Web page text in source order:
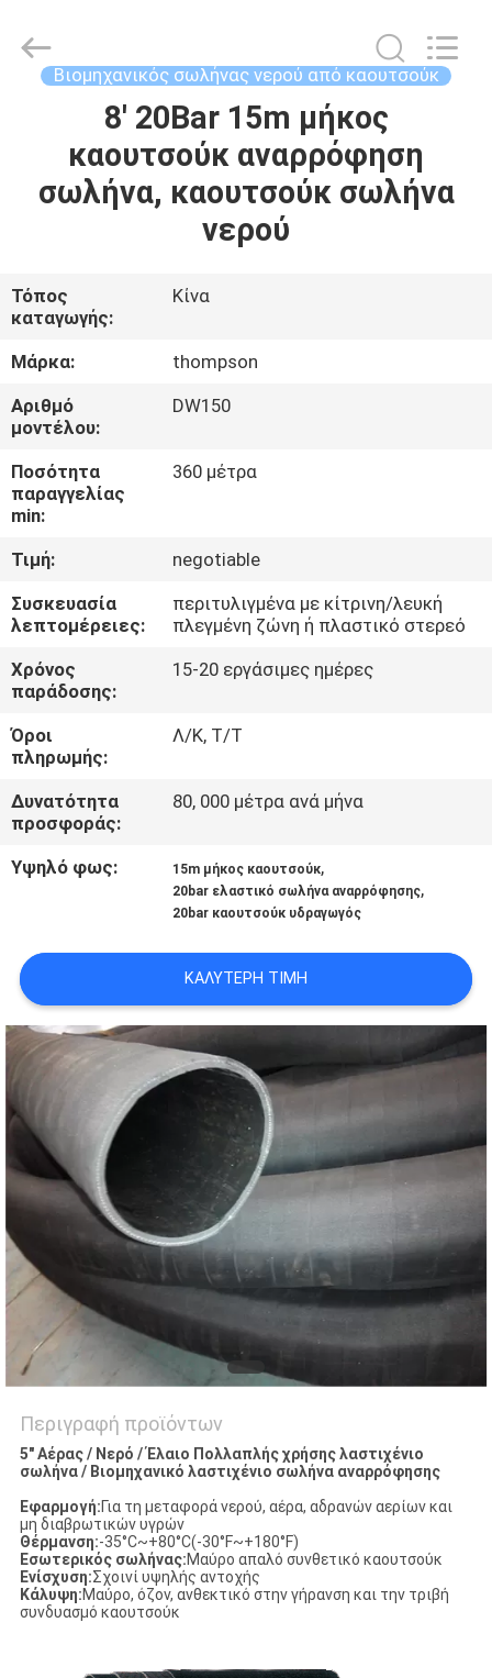
ΠΡΟΪΌΝΤΑ
ΕΜΕΊΣ
ΓΎΡΟΣ
ΕΡΓΟΣΤΑΣΊΩΝ
ΠΟΙΟΤΙΚΌΣ
ΈΛΕΓΧΟΣ
ΜΑΣ
ΕΛΆΤΕ
ΣΕ
ΕΠΑΦΉ
ΜΕ
ΕΙΔΉΣΕΙΣ
ΖΗΤΉΣΤΕ
ΑΠΌΣΠΑΣΜΑ
SITEMAP
PRIVACY
POLICY
προμηθευτής.
Copyright
Technology
Developed
ECER
Βιομηχανικός σωλήνας νερού από καουτσούκ
8' 20Bar 15m μήκος
καουτσούκ αναρρόφηση
σωλήνα, καουτσούκ σωλήνα
νερού
Τόπος
καταγωγής:
Κίνα
Μάρκα:
thompson
Αριθμό
μοντέλου:
DW150
Ποσότητα
παραγγελίας
min:
360 μέτρα
Τιμή:
negotiable
Συσκευασία
λεπτομέρειες:
περιτυλιγμένα με κίτρινη/λευκή
πλεγμένη ζώνη ή πλαστικό στερεό
Χρόνος
παράδοσης:
15-20 εργάσιμες ημέρες
Όροι
πληρωμής:
Λ/Κ, Τ/Τ
Δυνατότητα
προσφοράς:
80, 000 μέτρα ανά μήνα
Υψηλό φως: 15m μήκος καουτσούκ,
20bar ελαστικό σωλήνα αναρρόφησης,
20bar καουτσούκ υδραγωγός
ΚΑΛΎΤΕΡΗ ΤΙΜΉ
Περιγραφή προϊόντων
5" Αέρας / Νερό / Έλαιο Πολλαπλής χρήσης λαστιχένιο
σωλήνα / Βιομηχανικό λαστιχένιο σωλήνα αναρρόφησης
Εφαρμογή:Για τη μεταφορά νερού, αέρα, αδρανών αερίων και
μη διαβρωτικών υγρών
Θέρμανση:-35°C~+80°C(-30°F~+180°F)
Εσωτερικός σωλήνας:Μαύρο απαλό συνθετικό καουτσούκ
Ενίσχυση:Σχοινί υψηλής αντοχής
Κάλυψη:Μαύρο, όζον, ανθεκτικό στην γήρανση και την τριβή
συνδυασμό καουτσούκ